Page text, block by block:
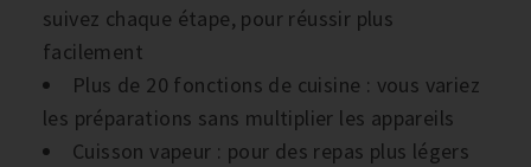
suivez chaque étape, pour réussir plus
facilement
Plus de 20 fonctions de cuisine : vous variez
les préparations sans multiplier les appareils
Cuisson vapeur : pour des repas plus légers